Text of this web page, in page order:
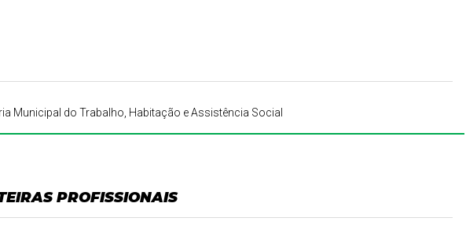
Municipal do Trabalho, Habitação e Assistência Social
PROFISSIONAIS